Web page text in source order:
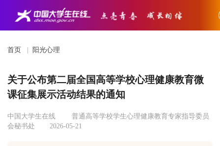
首页 阳光心理
关于公布第二届全国高等学校心理健康教育微
课征集展示活动结果的通知
中国大学生在线
普通高等学校学生心理健康教育专家指导委员
会秘书处
2026-05-21